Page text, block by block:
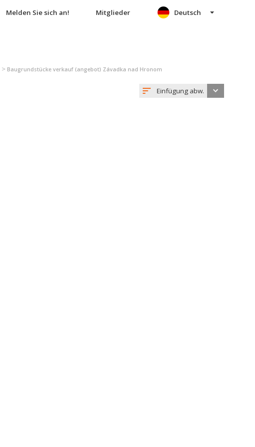
Melden Sie sich an! Mitglieder Deutsch
> Baugrundstücke verkauf (angebot) Závadka nad Hronom
Einfügung abw.